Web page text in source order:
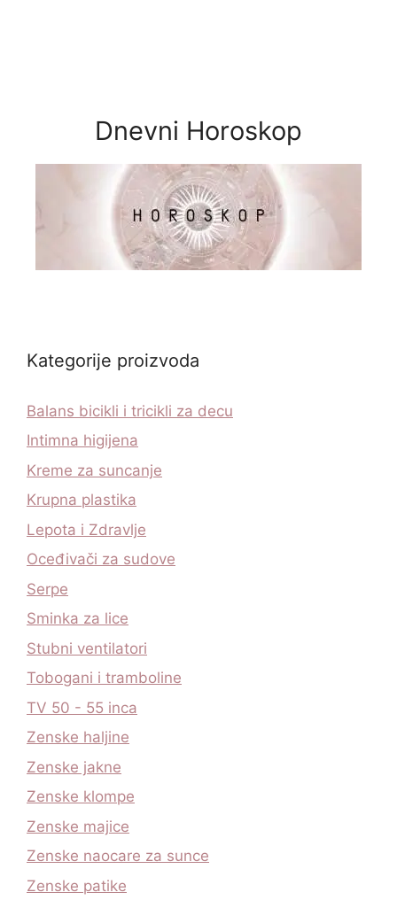
Dnevni Horoskop
Kategorije proizvoda
Balans bicikli i tricikli za decu
Intimna higijena
Kreme za suncanje
Krupna plastika
Lepota i Zdravlje
Oceđivači za sudove
Serpe
Sminka za lice
Stubni ventilatori
Tobogani i tramboline
TV 50 - 55 inca
Zenske haljine
Zenske jakne
Zenske klompe
Zenske majice
Zenske naocare za sunce
Zenske patike